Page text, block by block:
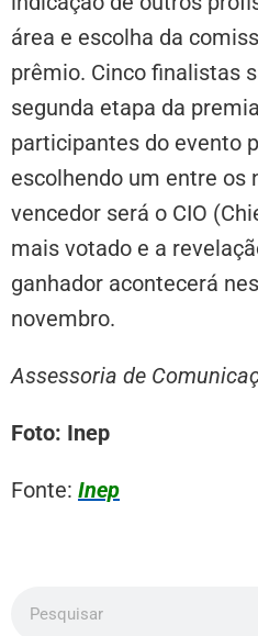
área e escolha da
prêmio. Cinco finalistas
segunda etapa da
participantes do evento
escolhendo um entre os
vencedor será o CIO
mais votado e a
ganhador acontecerá
novembro.
Assessoria de
Foto: Inep
Fonte: Inep